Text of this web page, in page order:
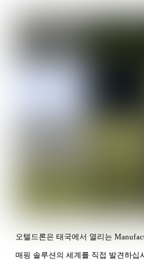
오텔드론은 태국에서 열리는
매핑 솔루션의 세계를 직접 발견하십